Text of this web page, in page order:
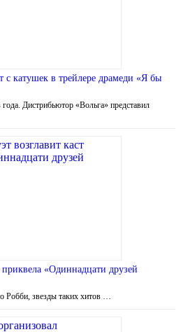
с катушек в трейлере драмеди «Я бы
Дистрибьютор «Вольга» представил
приквела «Одиннадцати друзей
звезды таких хитов …